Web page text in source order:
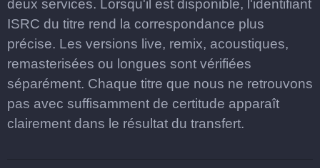
deux services. Lorsqu'il est disponible, l'identifiant
ISRC du titre rend la correspondance plus
précise. Les versions live, remix, acoustiques,
remasterisées ou longues sont vérifiées
séparément. Chaque titre que nous ne retrouvons
pas avec suffisamment de certitude apparaît
clairement dans le résultat du transfert.